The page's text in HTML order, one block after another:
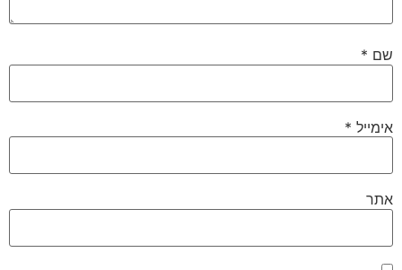
שם *
אימייל *
אתר